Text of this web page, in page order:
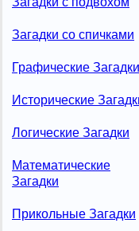
Загадки со спичками
Графические Загадки
Исторические
Логические Загадки
Математические
Загадки
Прикольные Загадки